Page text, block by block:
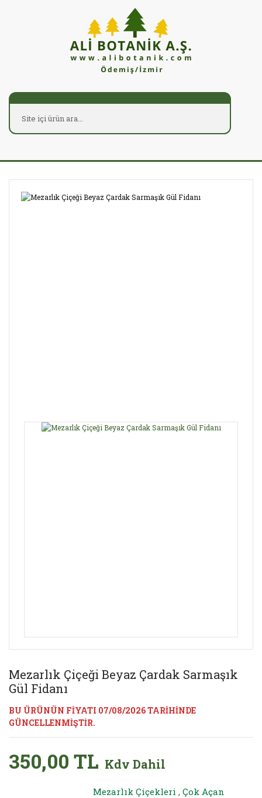
Mezarlık Çiçeği Beyaz Çardak Sarmaşık
Gül Fidanı
BU ÜRÜNÜN FİYATI 07/08/2026 TARİHİNDE
GÜNCELLENMİŞTİR.
350,00 TL Kdv Dahil
Mezarlık Çiçekleri ,Çok Açan